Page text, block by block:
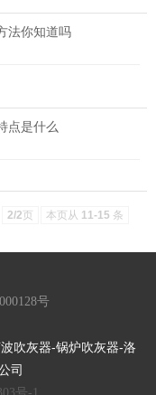
法你知道吗
点是什么
2/2页 本页从 11-15 条
号
吹灰器-锅炉吹灰器-洛
司